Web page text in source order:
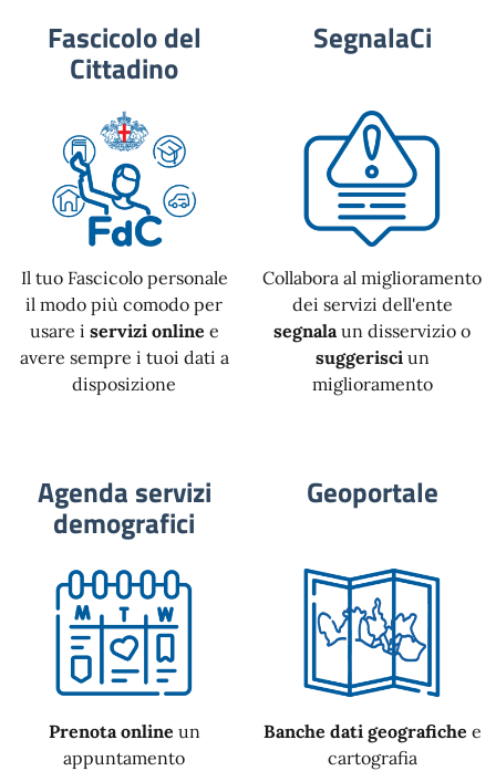
Fascicolo del
Cittadino
Il tuo Fascicolo personale
il modo più comodo per
usare i servizi online e
avere sempre i tuoi dati a
disposizione
SegnalaCi
Collabora al miglioramento
dei servizi dell'ente
segnala un disservizio o
suggerisciun
miglioramento
Agenda servizi
demografici
Prenota online un
appuntamento
Geoportale
Banche dati geografiche e
cartografia